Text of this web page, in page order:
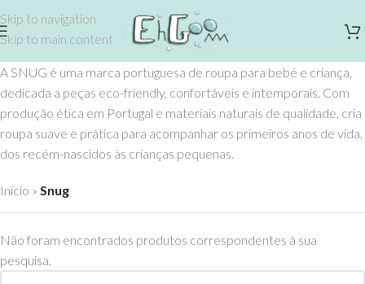
Skip to navigation
Skip to main content
A SNUG é uma marca portuguesa de roupa para bebé e criança,
dedicada a peças eco-friendly, confortáveis e intemporais. Com
produção ética em Portugal e materiais naturais de qualidade, cria
roupa suave e prática para acompanhar os primeiros anos de vida,
dos recém-nascidos às crianças pequenas.
Início » Snug
Não foram encontrados produtos correspondentes à sua
pesquisa.